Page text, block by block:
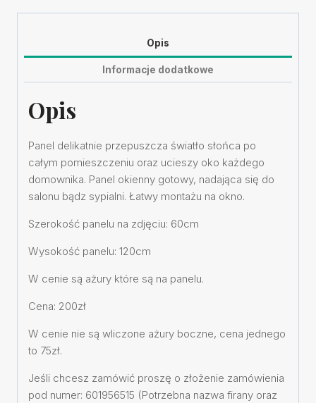
Opis
Informacje dodatkowe
Opis
Panel delikatnie przepuszcza światło słońca po
całym pomieszczeniu oraz ucieszy oko każdego
domownika. Panel okienny gotowy, nadająca się do
salonu bądz sypialni. Łatwy montażu na okno.
Szerokość panelu na zdjęciu: 60cm
Wysokość panelu: 120cm
W cenie są ażury które są na panelu.
Cena: 200zł
W cenie nie są wliczone ażury boczne, cena jednego
to 75zł.
Jeśli chcesz zamówić proszę o złożenie zamówienia
pod numer: 601956515 (Potrzebna nazwa firany oraz